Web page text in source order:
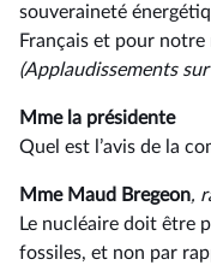
souveraineté
Français et pour
(Applaudissements
Mme la présidente
Quel est l’avis de la
Mme Maud Bregeon,
Le nucléaire doit être
fossiles, et non par